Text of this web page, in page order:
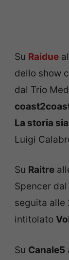
Su Raidue
dello show
dal Trio
La storia
Luigi
Su Raitre
Spencer
seguita alle
intitolato
Su Canale5